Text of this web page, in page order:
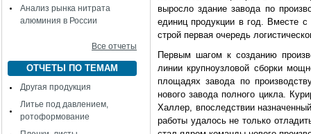
Анализ рынка нитрата
алюминия в России
Все отчеты
ОТЧЕТЫ ПО ТЕМАМ
Другая продукция
Литье под давлением,
ротоформование
выросло здание завода по
единиц продукции в год. Вместе
строй первая очередь
Первым шагом к созданию
линии крупноузловой сборки
площадях завода по
нового завода полного цикла.
Халлер, впоследствии
работы удалось не только